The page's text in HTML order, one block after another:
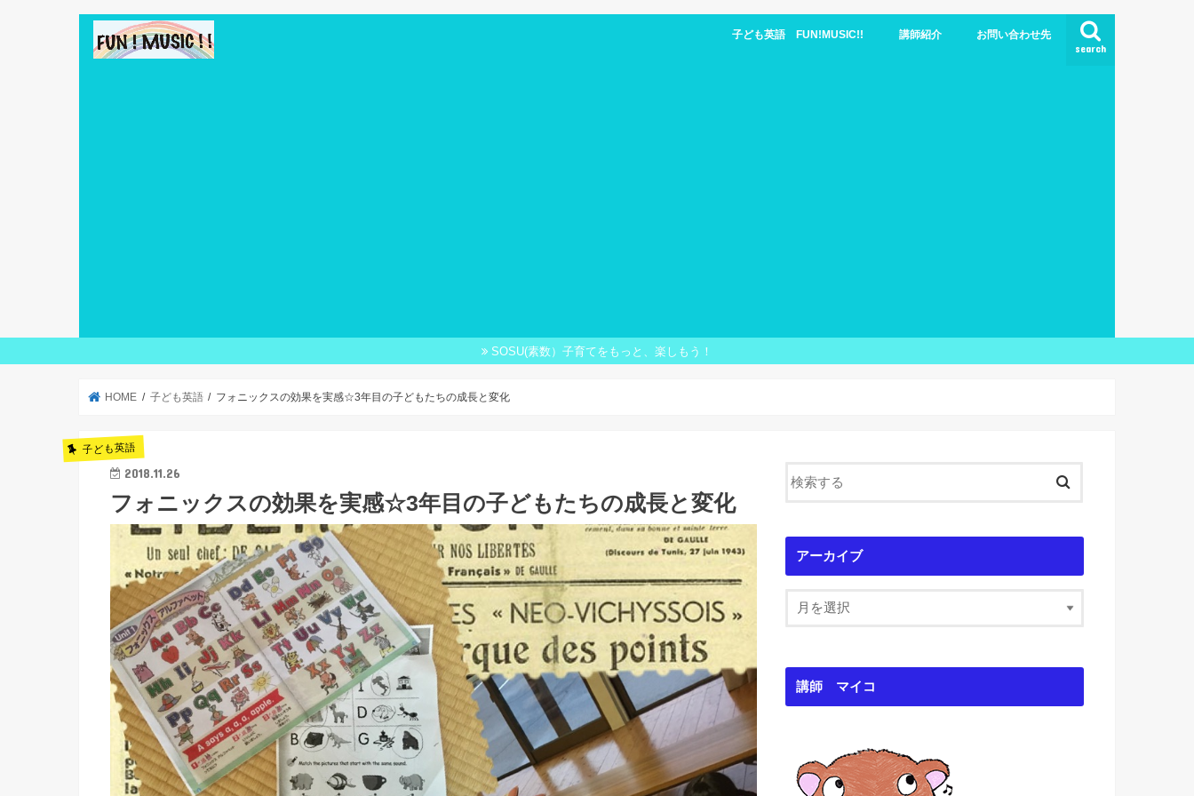
search
子ども英語 FUN!MUSIC!! 講師紹介 お問い合わせ先
SOSU(素数）子育てをもっと、楽しもう！
HOME 子ども英語 フォニックスの効果を実感☆3年目の子どもたちの成長と変化
子ども英語
2018.11.26
フォニックスの効果を実感☆3年目の子どもたちの成長と変化
アーカイブ
講師 マイコ